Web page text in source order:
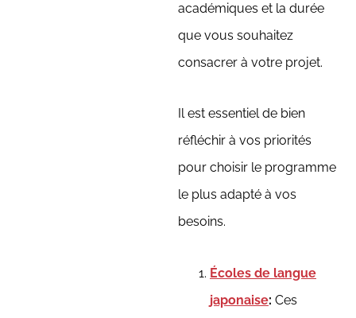
académiques et la durée
que vous souhaitez
consacrer à votre projet.
Il est essentiel de bien
réfléchir à vos priorités
pour choisir le programme
le plus adapté à vos
besoins.
Écoles de langue
japonaise: Ces